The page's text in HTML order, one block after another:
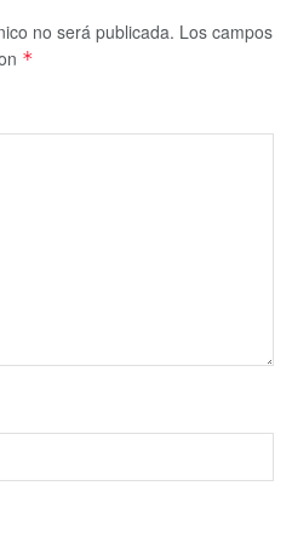
no será publicada. Los campos
*